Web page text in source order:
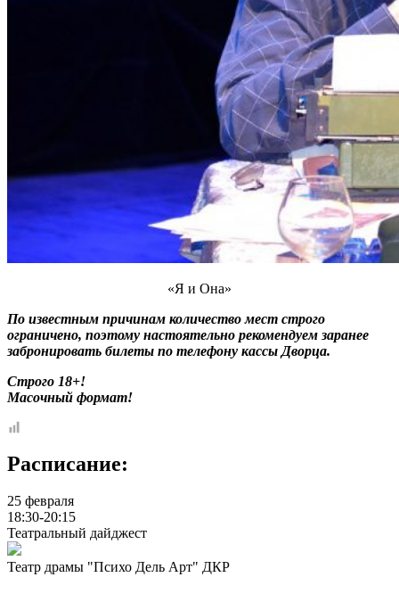
«Я и Она»
По известным причинам количество мест строго
ограничено, поэтому настоятельно рекомендуем заранее
забронировать билеты по телефону кассы Дворца.
Строго 18+!
Масочный формат!
Расписание:
25 февраля
18:30-20:15
Театральный дайджест
Театр драмы "Психо Дель Арт" ДКР